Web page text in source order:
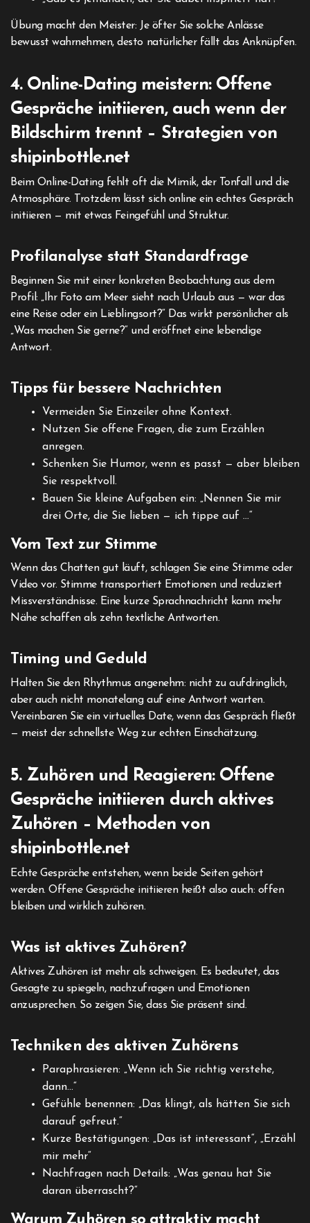
Übung macht den Meister: Je öfter Sie solche Anlässe
bewusst wahrnehmen, desto natürlicher fällt das Anknüpfen.
4. Online-Dating meistern: Offene
Gespräche initiieren, auch wenn der
Bildschirm trennt – Strategien von
shipinbottle.net
Beim Online-Dating fehlt oft die Mimik, der Tonfall und die
Atmosphäre. Trotzdem lässt sich online ein echtes Gespräch
initiieren — mit etwas Feingefühl und Struktur.
Profilanalyse statt Standardfrage
Beginnen Sie mit einer konkreten Beobachtung aus dem
Profil: „Ihr Foto am Meer sieht nach Urlaub aus — war das
eine Reise oder ein Lieblingsort?“ Das wirkt persönlicher als
„Was machen Sie gerne?“ und eröffnet eine lebendige
Antwort.
Tipps für bessere Nachrichten
Vermeiden Sie Einzeiler ohne Kontext.
Nutzen Sie offene Fragen, die zum Erzählen
anregen.
Schenken Sie Humor, wenn es passt — aber bleiben
Sie respektvoll.
Bauen Sie kleine Aufgaben ein: „Nennen Sie mir
drei Orte, die Sie lieben — ich tippe auf …“
Vom Text zur Stimme
Wenn das Chatten gut läuft, schlagen Sie eine Stimme oder
Video vor. Stimme transportiert Emotionen und reduziert
Missverständnisse. Eine kurze Sprachnachricht kann mehr
Nähe schaffen als zehn textliche Antworten.
Timing und Geduld
Halten Sie den Rhythmus angenehm: nicht zu aufdringlich,
aber auch nicht monatelang auf eine Antwort warten.
Vereinbaren Sie ein virtuelles Date, wenn das Gespräch fließt
— meist der schnellste Weg zur echten Einschätzung.
5. Zuhören und Reagieren: Offene
Gespräche initiieren durch aktives
Zuhören – Methoden von
shipinbottle.net
Echte Gespräche entstehen, wenn beide Seiten gehört
werden. Offene Gespräche initiieren heißt also auch: offen
bleiben und wirklich zuhören.
Was ist aktives Zuhören?
Aktives Zuhören ist mehr als schweigen. Es bedeutet, das
Gesagte zu spiegeln, nachzufragen und Emotionen
anzusprechen. So zeigen Sie, dass Sie präsent sind.
Techniken des aktiven Zuhörens
Paraphrasieren: „Wenn ich Sie richtig verstehe,
dann…“
Gefühle benennen: „Das klingt, als hätten Sie sich
darauf gefreut.“
Kurze Bestätigungen: „Das ist interessant“, „Erzähl
mir mehr“
Nachfragen nach Details: „Was genau hat Sie
daran überrascht?“
Warum Zuhören so attraktiv macht